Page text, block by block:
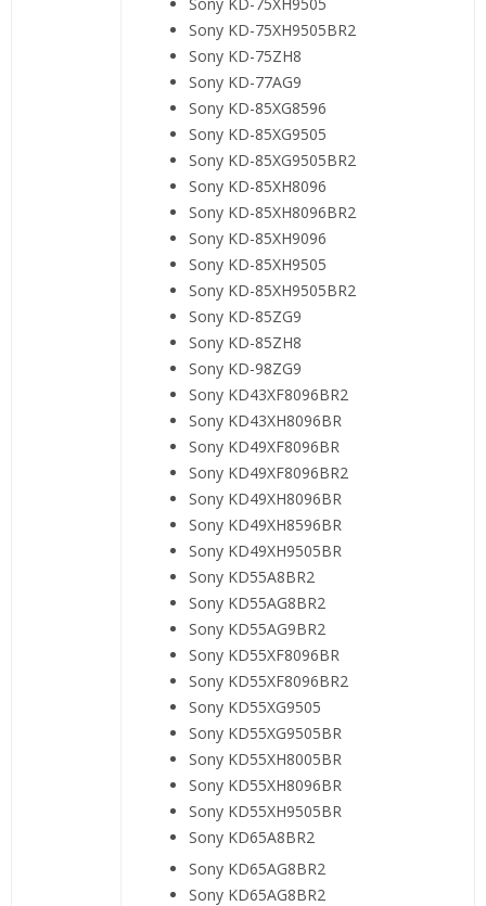
Sony KD-75XH9505BR2
Sony KD-75ZH8
Sony KD-77AG9
Sony KD-85XG8596
Sony KD-85XG9505
Sony KD-85XG9505BR2
Sony KD-85XH8096
Sony KD-85XH8096BR2
Sony KD-85XH9096
Sony KD-85XH9505
Sony KD-85XH9505BR2
Sony KD-85ZG9
Sony KD-85ZH8
Sony KD-98ZG9
Sony KD43XF8096BR2
Sony KD43XH8096BR
Sony KD49XF8096BR
Sony KD49XF8096BR2
Sony KD49XH8096BR
Sony KD49XH8596BR
Sony KD49XH9505BR
Sony KD55A8BR2
Sony KD55AG8BR2
Sony KD55AG9BR2
Sony KD55XF8096BR
Sony KD55XF8096BR2
Sony KD55XG9505
Sony KD55XG9505BR
Sony KD55XH8005BR
Sony KD55XH8096BR
Sony KD55XH9505BR
Sony KD65A8BR2
Sony KD65AG8BR2
Sony KD65AG8BR2